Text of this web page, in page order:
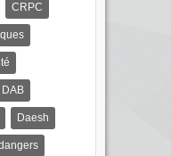
CRPC
DAB
Daesh